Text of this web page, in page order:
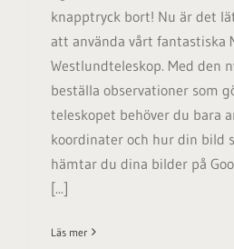
knapptryck bort! Nu är det
att använda vårt fantastiska
Westlundteleskop. Med den
beställa observationer som
teleskopet behöver du bara
koordinater och hur din bild
hämtar du dina bilder på
[...]
Läs mer